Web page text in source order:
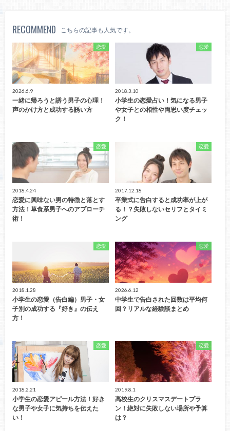
RECOMMEND こちらの記事も人気です。
恋愛
2026.6.9
一緒に帰ろうと誘う男子の心理！
声のかけ方と成功する誘い方
恋愛
2018.3.10
小学生の恋愛占い！気になる男子
や女子との相性や両思い度チェッ
ク！
恋愛
2018.4.24
恋愛に興味ない男の特徴と落とす
方法！草食系男子へのアプローチ
術！
恋愛
2017.12.18
卒業式に告白すると成功率が上が
る！？失敗しないセリフとタイミ
ング
恋愛
2018.1.28
小学生の恋愛（告白編）男子・女
子別の成功する『好き』の伝え
方！
恋愛
2026.6.12
中学生で告白された回数は平均何
回？リアルな経験談まとめ
恋愛
2018.2.21
小学生の恋愛アピール方法！好き
な男子や女子に気持ちを伝えた
い！
恋愛
2019.8.1
高校生のクリスマスデートプラ
ン！絶対に失敗しない場所や予算
は？